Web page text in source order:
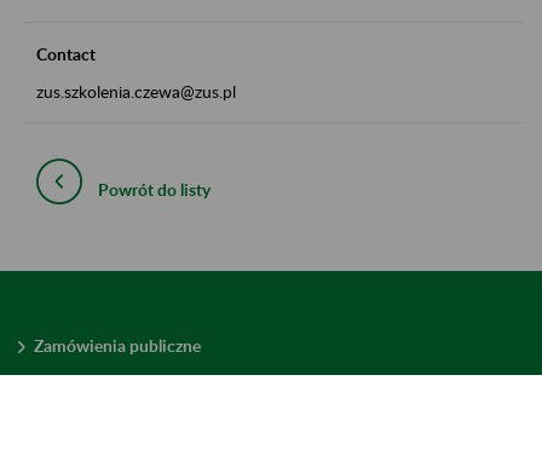
Contact
zus.szkolenia.czewa@zus.pl
Powrót do listy
Zamówienia publiczne